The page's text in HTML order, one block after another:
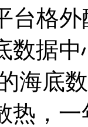
台格
数据
海底
热，